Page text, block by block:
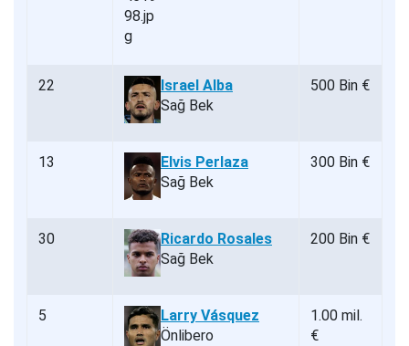
22
Israel Alba
Sağ Bek
500 Bin €
13
Elvis Perlaza
Sağ Bek
300 Bin €
30
Ricardo Rosales
Sağ Bek
200 Bin €
5
Larry Vásquez
Önlibero
1.00 mil.
€